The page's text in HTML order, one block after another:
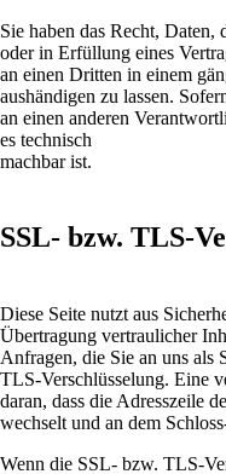
Sie haben das Recht,
oder in Erfüllung eines
an einen Dritten in einem
aushändigen zu lassen.
an einen anderen
es technisch
machbar ist.
SSL- bzw. TLS-
Diese Seite nutzt aus
Übertragung vertraulicher
Anfragen, die Sie an uns als
TLS-Verschlüsselung. Eine
daran, dass die Adresszeile
wechselt und an dem
Wenn die SSL- bzw. TLS-